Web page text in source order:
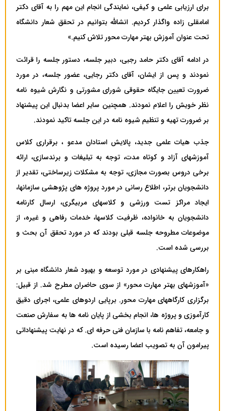
برای ارزیابی علمی و کیفی، نمایندگی انجام این مهم را به آقای دکتر
امامقلی زاده واگذار کردیم. انشالله بتوانیم در تحقق شعار دانشگاه
تحت عنوان آموزش بهتر مهارت محور تلاش کنیم.»
در ادامه آقای دکتر حامد رجبی، دبیر جلسه، دستور جلسه را قرائت
نمودند و پس از ایشان، آقای دکتر رجایی، عضور جلسه، در مورد
ضرورت تعیین جایگاه حقوقی شورای مشورتی و نگارش شیوه نامه
نظر خویش را اعلام نمودند. همچنین سایر اعضا بدنبال این پیشنهاد
بر ضرورت تهیه و تنظیم شیوه نامه در این جلسه تاکید نمودند.
جذب هیات علمی جدید، پالایش استادان مدعو ، برقراری کلاس
آموزشهای آزاد و کوتاه مدت، توجه به تبلیغات و برندسازی، ارائه
برخی دروس بصورت مجازی، توجه به مشکلات زیرساختی، تقدیر از
دانشجویان برتر، اطلاع رسانی در مورد پروژه های پژوهشی سازمانها،
ایجاد مراکز تست ورزشی و کلاسهای مربیگری، ارسال کارنامه
دانشجویان به خانواده، ظرفیت کلاسها، خدمات رفاهی و غیره، از
موضوعات مطروحه جلسه قبلی بودند که در مورد تحقق آن بحث و
بررسی شده است.
راهکارهای پیشنهادی در مورد توسعه و بهبود شعار دانشگاه مبنی بر
«آموزشهای بهتر مهارت محور» از سوی حاضران مطرح شد. از قبیل:
برگزاری کارگاههای مهارت محور. برپایی اردوهای علمی، اجرای دقیق
کارآموزی و پروژه ها، انجام بخشی از پایان نامه ها به سفارش صنعت
و جامعه، تفاهم نامه با سازمان فنی حرفه ای. که در نهایت پیشنهاداتی
پیرامون آن به تصویب اعضا رسیده است.